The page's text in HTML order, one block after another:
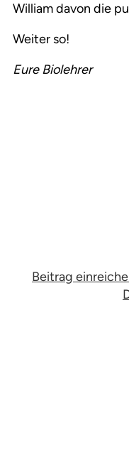
William davon die
Weiter so!
Eure Biolehrer
Beitrag